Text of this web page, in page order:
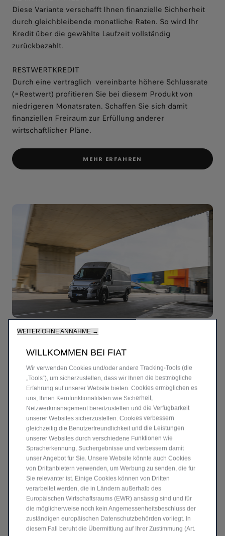
Diese Variante verschafft Ihnen finanzielle Sichherheit
durch gleichbleibende monatliche Raten. So wird Ihr
Kredit über die gewählte Laufzeit vollständig
zurückbezahlt.
RESTWERTKREDIT​
Durch eine vertraglich vereinbarte höhere Schlussrate
(=Restwert) profitieren Sie bei diesem Produkt von
niedrigeren Monatsraten. Schaffen Sie sich damit
finanziellen Freiraum zur Erfüllung anderer
wirtschaftlicher Pläne.
MEHR ERFAHREN
LEASING
Die Lösung, mit der Sie über das gewünschte Fiat
Professional Nutzfahrzeug verfügen können – ohne es
zu besitzen und ohne Ihre Liquidität zu beeinträchtigen.
Ideal für Unternehmen und Freiberufler, aber auch eine
interessante Option für Privatpersonen.
•Anzahlung individuell anpassbar, auch in geringer Höhe
•Laufzeit frei wählbar, bis zu 60 Monate
•Niedrige Leasingraten zur besseren Planung der
Betriebskosten
•Möglichkeit zur Übernahme des Fahrzeugs am Ende
der Laufzeit zu einem im Vertrag festgelegten Restwert.
WEITER OHNE ANNAHME →
WILLKOMMEN BEI FIAT
Wir verwenden Cookies und/oder andere Tracking-Tools (die
„Tools“), um sicherzustellen, dass wir Ihnen die bestmögliche
Erfahrung auf unserer Website bieten. Cookies ermöglichen es
uns, Ihnen Kernfunktionalitäten wie Sicherheit,
Netzwerkmanagement bereitzustellen und die Verfügbarkeit
unserer Websites sicherzustellen. Cookies verbessern
gleichzeitig die Benutzerfreundlichkeit und die Leistungen
unserer Websites durch verschiedene Funktionen wie
Spracherkennung, Suchergebnisse und verbessern damit
unser Angebot für Sie. Unsere Website könnte auch Cookies
von Drittanbietern verwenden, um Werbung zu senden, die für
Sie relevanter ist. Einige Cookies können von Dritten
verarbeitet werden, die in Ländern außerhalb des
Europäischen Wirtschaftsraums (EWR) ansässig sind und für
die möglicherweise noch kein Angemessenheitsbeschluss der
zuständigen europäischen Datenschutzbehörden vorliegt. In
diesem Fall beruht die Übermittlung auf Ihrer Zustimmung (Art.